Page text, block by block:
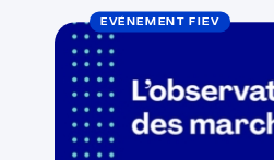
EVÉNEMENT FIEV